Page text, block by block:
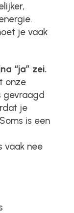
je vaak
“ja” zei.
onze
gevraagd
je
is een
vaak nee